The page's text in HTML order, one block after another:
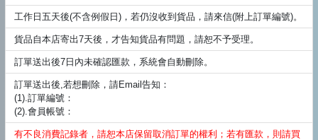
工作日五天後(不含例假日)，若仍沒收到貨品，請來信(附上訂單編號)。
貨品自本店寄出7天後，才告知貨品有問題，請恕不予受理。
訂單送出後7日內未確認匯款，系統會自動刪除。
訂單送出後,若想刪除，請Email告知：
(1).訂單編號：
(2).會員帳號：
有不良消費記錄者，請恕本店保留取消訂單的權利；若有匯款，則請買